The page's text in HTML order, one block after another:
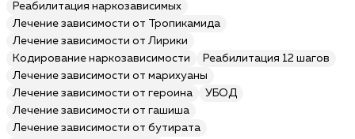
Реабилитация наркозависимых
Лечение зависимости от Тропикамида
Лечение зависимости от Лирики
Кодирование наркозависимости
Реабилитация 12 шагов
Лечение зависимости от марихуаны
Лечение зависимости от героина
УБОД
Лечение зависимости от гашиша
Лечение зависимости от бутирата